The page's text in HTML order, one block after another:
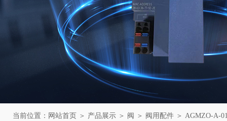
当前位置： 网站首页 ＞ 产品展示 ＞ 阀 ＞ 阀用配件 ＞ AGMZO-A-